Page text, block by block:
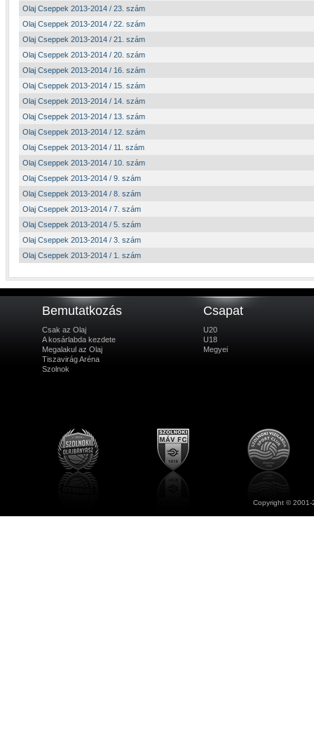
Olaj Cseppek 2013-2014 / 23. szám
Olaj Cseppek 2013-2014 / 22. szám
Olaj Cseppek 2013-2014 / 21. szám
Olaj Cseppek 2013-2014 / 20. szám
Olaj Cseppek 2013-2014 / 16. szám
Olaj Cseppek 2013-2014 / 15. szám
Olaj Cseppek 2013-2014 / 14. szám
Olaj Cseppek 2013-2014 / 13. szám
Olaj Cseppek 2013-2014 / 12. szám
Olaj Cseppek 2013-2014 / 11. szám
Olaj Cseppek 2013-2014 / 10. szám
Olaj Cseppek 2013-2014 / 9. szám
Olaj Cseppek 2013-2014 / 8. szám
Olaj Cseppek 2013-2014 / 7. szám
Olaj Cseppek 2013-2014 / 5. szám
Olaj Cseppek 2013-2014 / 3. szám
Olaj Cseppek 2013-2014 / 1. szám
Bemutatkozás
Csak az Olaj
A kosárlabda kezdete
Megalakul az Olaj
Tiszavirág Aréna
Szolnok
Csapat
U20
U18
Megyei
Copyright ©